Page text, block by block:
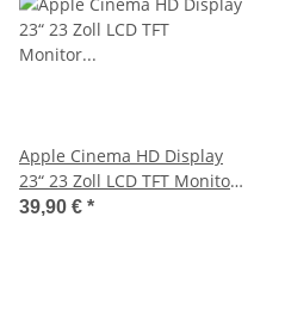
Apple Cinema HD Display
23“ 23 Zoll LCD TFT Monitor
silber Model A1082
39,90 € *